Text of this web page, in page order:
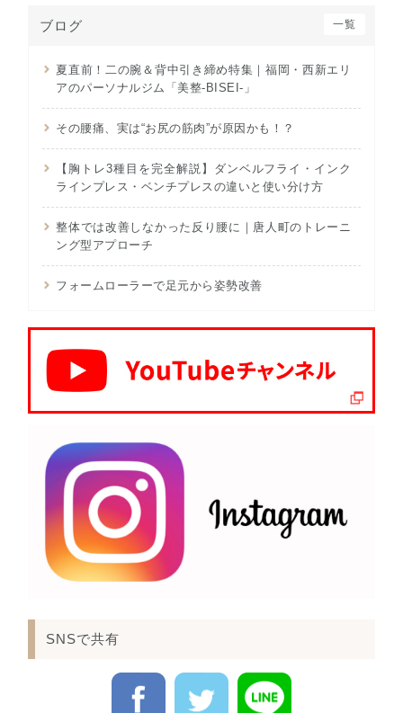
ブログ 一覧
夏直前！二の腕＆背中引き締め特集｜福岡・西新エリ
アのパーソナルジム「美整-BISEI-」
その腰痛、実は“お尻の筋肉”が原因かも！？
【胸トレ3種目を完全解説】ダンベルフライ・インク
ラインプレス・ベンチプレスの違いと使い分け方
整体では改善しなかった反り腰に｜唐人町のトレーニ
ング型アプローチ
フォームローラーで足元から姿勢改善
SNSで共有